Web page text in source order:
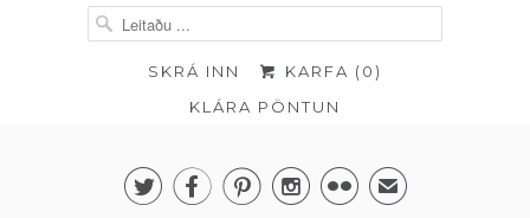
SKRÁ INN KARFA (0)
KLÁRA PÖNTUN
     ✉